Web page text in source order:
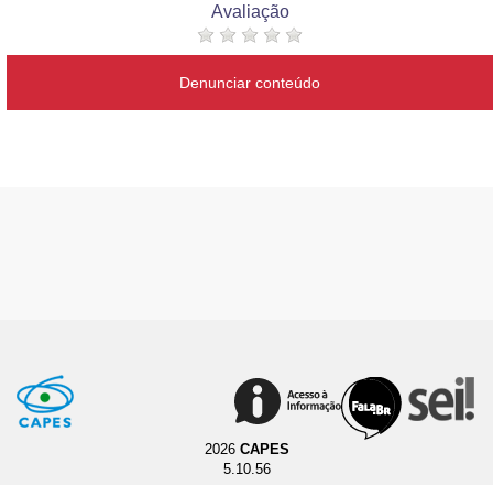
Avaliação
Denunciar conteúdo
2026 CAPES
5.10.56